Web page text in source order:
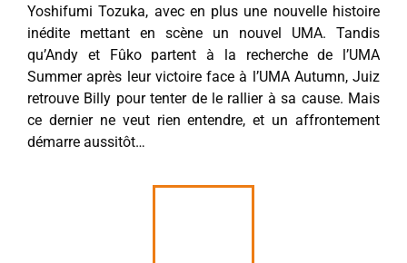
Yoshifumi Tozuka, avec en plus une nouvelle histoire
inédite mettant en scène un nouvel UMA. Tandis
qu’Andy et Fûko partent à la recherche de l’UMA
Summer après leur victoire face à l’UMA Autumn, Juiz
retrouve Billy pour tenter de le rallier à sa cause. Mais
ce dernier ne veut rien entendre, et un affrontement
démarre aussitôt…